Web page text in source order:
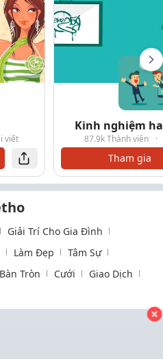
viết
Kinh nghiệm
87.9k Thành viên ·
Tham gia
Giải Trí Cho Gia Đình
Làm Đẹp
Tâm Sự
Tròn Cưới
Giao Dịch